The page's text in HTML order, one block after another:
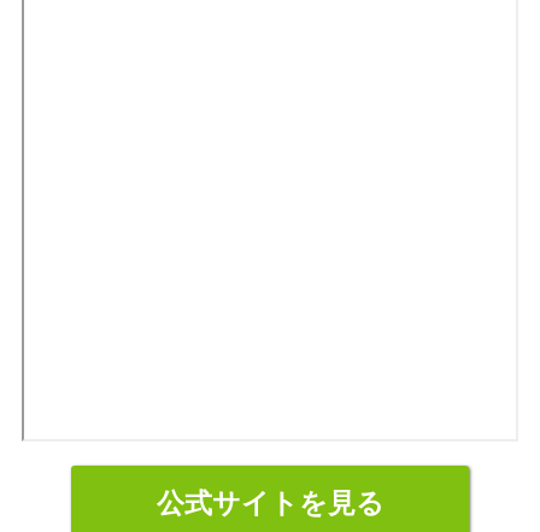
公式サイトを見る